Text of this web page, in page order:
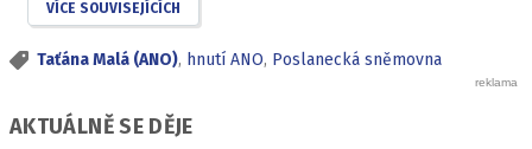
VÍCE SOUVISEJÍCÍCH
Taťána Malá (ANO), hnutí ANO, Poslanecká sněmovna
AKTUÁLNĚ SE DĚJE